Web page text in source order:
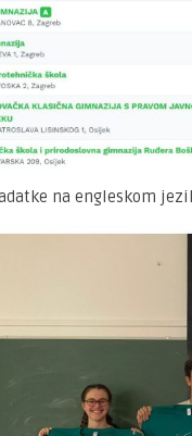
na engleskom